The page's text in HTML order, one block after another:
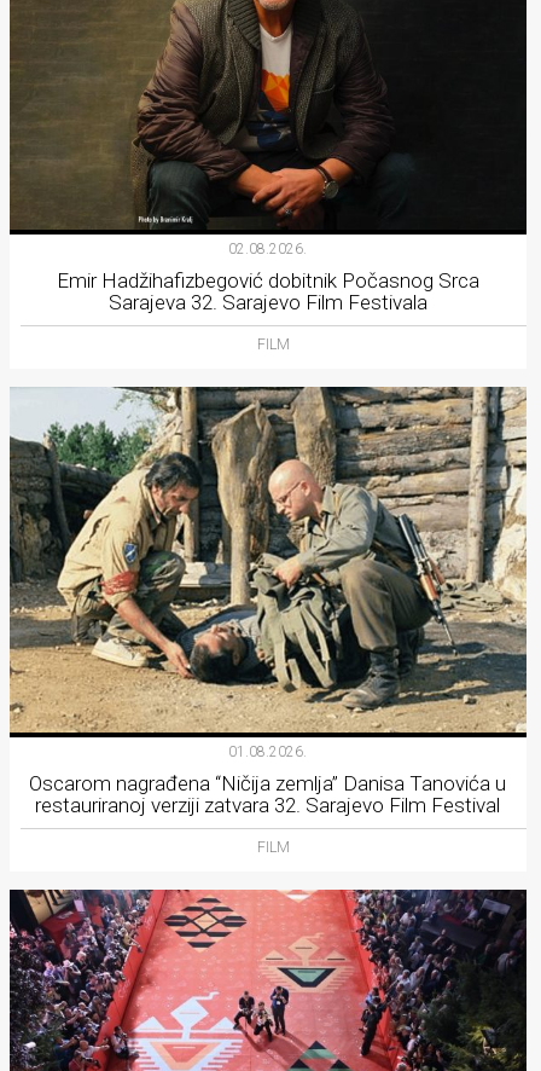
02.08.2026.
Emir Hadžihafizbegović dobitnik Počasnog Srca
Sarajeva 32. Sarajevo Film Festivala
FILM
01.08.2026.
Oscarom nagrađena “Ničija zemlja” Danisa Tanovića u
restauriranoj verziji zatvara 32. Sarajevo Film Festival
FILM